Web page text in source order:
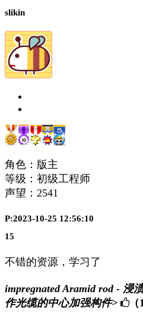
slikin
角色：版主
等级：初级工程师
声望： 2541
P:2023-10-25 12:56:10
15
不错的资源，学习了
impregnated Aramid rod - 浸
作光缆的中心加强构件>
（